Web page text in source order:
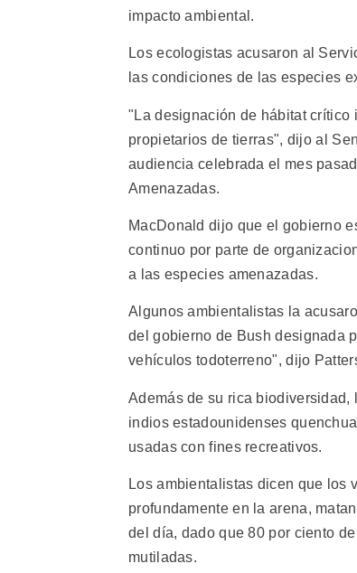
impacto ambiental.
Los ecologistas acusaron al
las condiciones de las especies
"La designación de hábitat crítico
propietarios de tierras", dijo al
audiencia celebrada el mes
Amenazadas.
MacDonald dijo que el gobierno
continuo por parte de
a las especies amenazadas.
Algunos ambientalistas la
del gobierno de Bush designada
vehículos todoterreno", dijo
Además de su rica
indios estadounidenses
usadas con fines recreativos.
Los ambientalistas dicen que los
profundamente en la arena,
del día, dado que 80 por ciento
mutiladas.